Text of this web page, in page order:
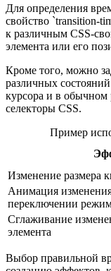
Для определения
свойство `transition-
к различным CSS-
элемента или его
Кроме того, можно
различных
курсора и в обычном
селекторы CSS.
Пример
Изменение размера
Анимация
переключении
Сглаживание
элемента
Выбор правильной